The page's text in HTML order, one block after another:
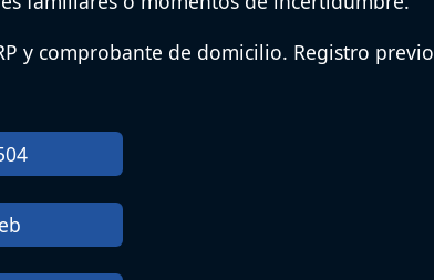
y comprobante de domicilio. Registro previo